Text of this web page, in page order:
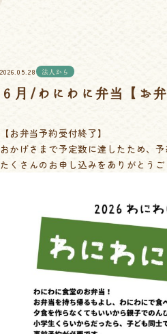
2026.05.28 法人から
６月/わにわに弁当【お
【お弁当予約受付終了】
おかげさまで予定数に達したため、予
たくさんのお申し込みをありがとうご